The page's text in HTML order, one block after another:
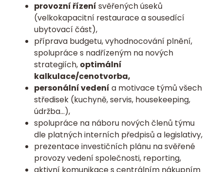
provozní řízení svěřených úseků
(velkokapacitní restaurace a sousedící
ubytovací část),
příprava budgetu, vyhodnocování plnění,
spolupráce s nadřízeným na nových
strategiích, optimální
kalkulace/cenotvorba,
personální vedení a motivace týmů všech
středisek (kuchyně, servis, housekeeping,
údržba…),
spolupráce na náboru nových členů týmu
dle platných interních předpisů a legislativy,
prezentace investičních plánu na svěřené
provozy vedení společnosti, reporting,